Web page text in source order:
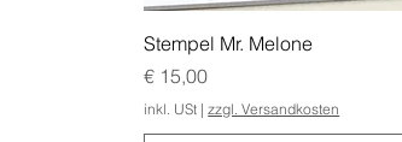
Stempel Mr. Melone
Preis
€ 15,00
inkl. USt | zzgl. Versandkosten